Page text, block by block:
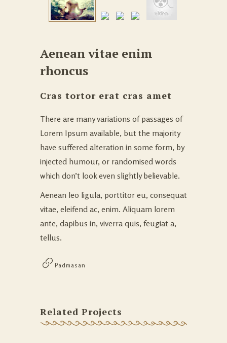
Aenean vitae enim
rhoncus
Cras tortor erat cras amet
There are many variations of passages of
Lorem Ipsum available, but the majority
have suffered alteration in some form, by
injected humour, or randomised words
which don’t look even slightly believable.
Aenean leo ligula, porttitor eu, consequat
vitae, eleifend ac, enim. Aliquam lorem
ante, dapibus in, viverra quis, feugiat a,
tellus.
Padmasan
Related Projects